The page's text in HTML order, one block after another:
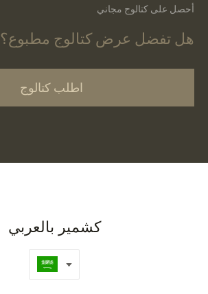
أحصل على كتالوج مجاني
هل تفضل عرض كتالوج مطبوع؟
اطلب كتالوج
كشمير بالعربي